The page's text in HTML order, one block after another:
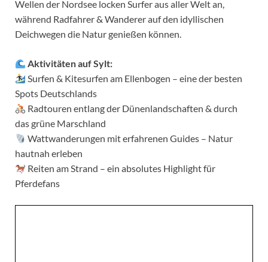
Wellen der Nordsee locken Surfer aus aller Welt an,
während Radfahrer & Wanderer auf den idyllischen
Deichwegen die Natur genießen können.
Aktivitäten auf Sylt:
Surfen & Kitesurfen am Ellenbogen – eine der besten
Spots Deutschlands
Radtouren entlang der Dünenlandschaften & durch
das grüne Marschland
Wattwanderungen mit erfahrenen Guides – Natur
hautnah erleben
Reiten am Strand – ein absolutes Highlight für
Pferdefans